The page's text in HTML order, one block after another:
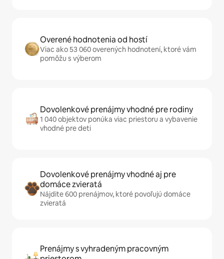
Overené hodnotenia od hostí
Viac ako 53 060 overených hodnotení, ktoré vám
pomôžu s výberom
Dovolenkové prenájmy vhodné pre rodiny
1 040 objektov ponúka viac priestoru a vybavenie
vhodné pre deti
Dovolenkové prenájmy vhodné aj pre
domáce zvieratá
Nájdite 600 prenájmov, ktoré povoľujú domáce
zvieratá
Prenájmy s vyhradeným pracovným